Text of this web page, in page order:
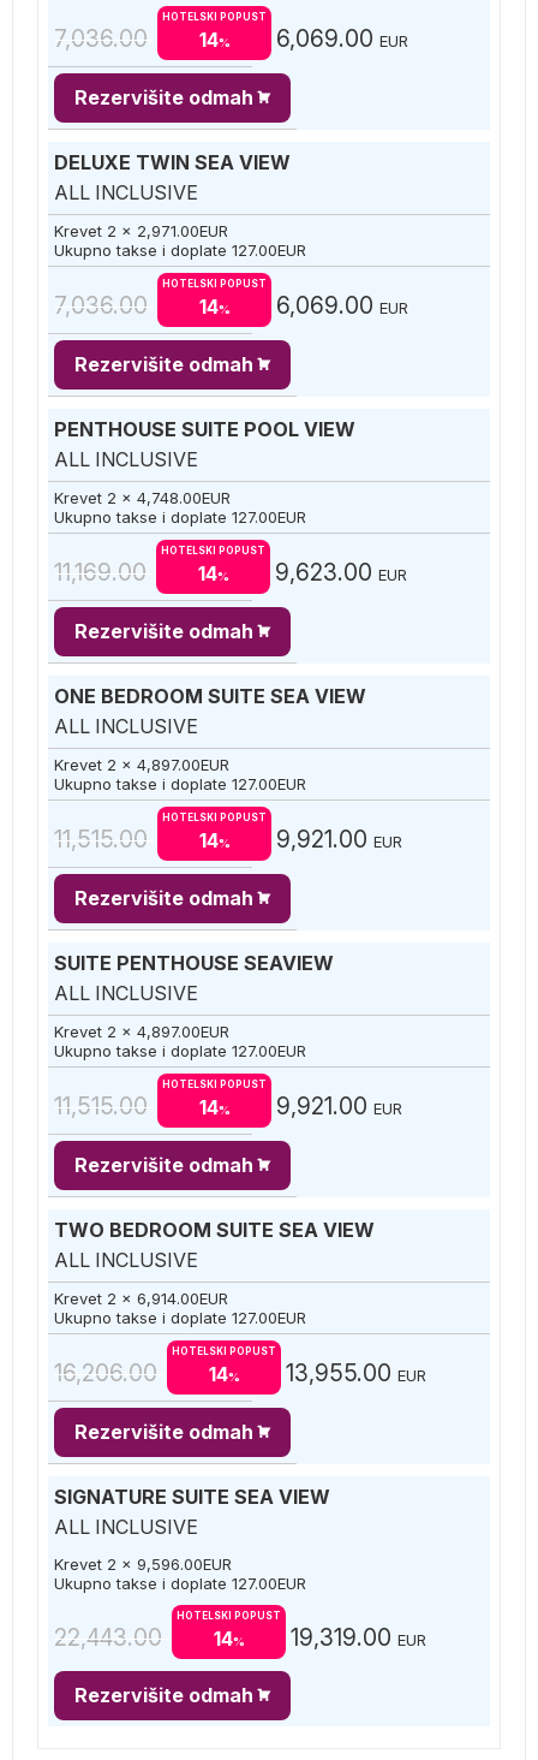
7,036.00
HOTELSKI POPUST
14% 6,069.00 EUR
Rezervišite odmah
DELUXE TWIN SEA VIEW
ALL INCLUSIVE
Krevet 2 x 2,971.00EUR
Ukupno takse i doplate 127.00EUR
7,036.00
HOTELSKI POPUST
14% 6,069.00 EUR
Rezervišite odmah
PENTHOUSE SUITE POOL VIEW
ALL INCLUSIVE
Krevet 2 x 4,748.00EUR
Ukupno takse i doplate 127.00EUR
11,169.00
HOTELSKI POPUST
14% 9,623.00 EUR
Rezervišite odmah
ONE BEDROOM SUITE SEA VIEW
ALL INCLUSIVE
Krevet 2 x 4,897.00EUR
Ukupno takse i doplate 127.00EUR
11,515.00
HOTELSKI POPUST
14% 9,921.00 EUR
Rezervišite odmah
SUITE PENTHOUSE SEAVIEW
ALL INCLUSIVE
Krevet 2 x 4,897.00EUR
Ukupno takse i doplate 127.00EUR
11,515.00
HOTELSKI POPUST
14% 9,921.00 EUR
Rezervišite odmah
TWO BEDROOM SUITE SEA VIEW
ALL INCLUSIVE
Krevet 2 x 6,914.00EUR
Ukupno takse i doplate 127.00EUR
16,206.00
HOTELSKI POPUST
14% 13,955.00 EUR
Rezervišite odmah
SIGNATURE SUITE SEA VIEW
ALL INCLUSIVE
Krevet 2 x 9,596.00EUR
Ukupno takse i doplate 127.00EUR
22,443.00
HOTELSKI POPUST
14% 19,319.00 EUR
Rezervišite odmah